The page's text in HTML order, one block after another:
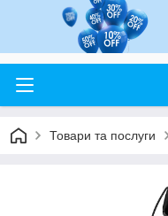
Товари та послуги